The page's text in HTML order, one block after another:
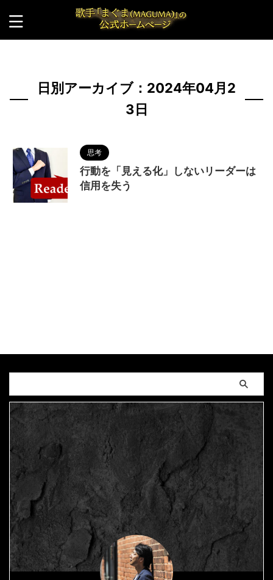
日別アーカイブ：2024年04月2
3日
思考
行動を「見える化」しないリーダーは
信用を失う